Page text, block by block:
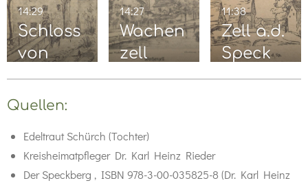
Schloss
von
Hofstett
en
14:29
Wachen
zell
14:27
Zell a.d.
Speck
11:38
Quellen:
Edeltraut Schürch (Tochter)
Kreisheimatpfleger Dr. Karl Heinz Rieder
Der Speckberg , ISBN 978-3-00-035825-8 (Dr. Karl Heinz